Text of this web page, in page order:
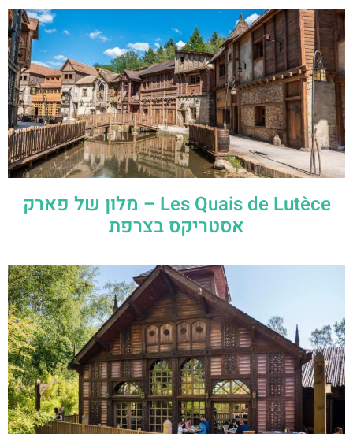
Les Quais de Lutèce – מלון של פארק
אסטריקס בצרפת